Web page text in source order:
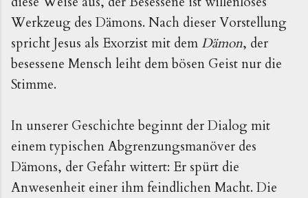
Werkzeug des Dämons. Nach dieser Vorstellung
spricht Jesus als Exorzist mit demDämon, der
besessene Mensch leiht dem bösen Geist nur die
Stimme.
In unserer Geschichte beginnt der Dialog mit
einem typischen Abgrenzungsmanöver des
Dämons, der Gefahr wittert: Er spürt die
Anwesenheit einer ihm feindlichen Macht. Die